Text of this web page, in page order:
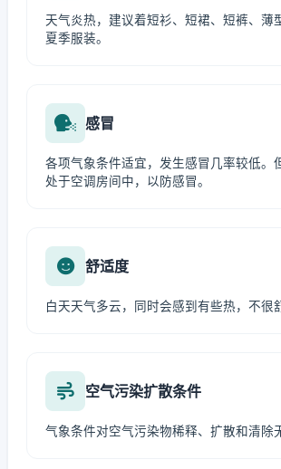
天气炎热，建议着短衫、短裙、短裤、薄
夏季服装。
感冒
各项气象条件适宜，发生感冒几率较低。
处于空调房间中，以防感冒。
舒适度
白天天气多云，同时会感到有些热，不很
空气污染扩散条件
气象条件对空气污染物稀释、扩散和清除